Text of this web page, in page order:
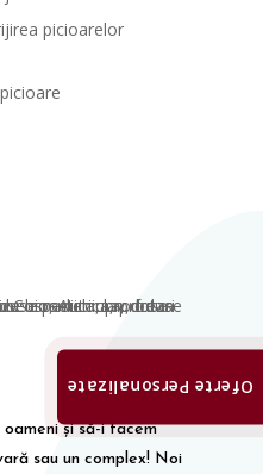
picioarelor
și să-i facem
sau un complex! Noi
Oferte Personalizate